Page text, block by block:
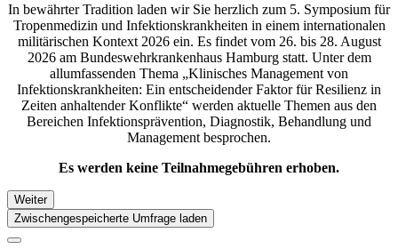
In bewährter Tradition laden wir Sie herzlich zum 5. Symposium für
Tropenmedizin und Infektionskrankheiten in einem internationalen
militärischen Kontext 2026 ein. Es findet vom 26. bis 28. August
2026 am Bundeswehrkrankenhaus Hamburg statt. Unter dem
allumfassenden Thema „Klinisches Management von
Infektionskrankheiten: Ein entscheidender Faktor für Resilienz in
Zeiten anhaltender Konflikte“ werden aktuelle Themen aus den
Bereichen Infektionsprävention, Diagnostik, Behandlung und
Management besprochen.
Es werden keine Teilnahmegebühren erhoben.
Weiter
Zwischengespeicherte Umfrage laden